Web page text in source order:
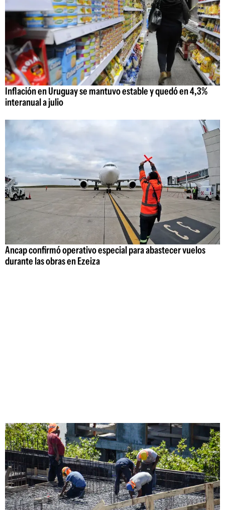
Inflación en Uruguay se mantuvo estable y quedó en 4,3%
interanual a julio
Ancap confirmó operativo especial para abastecer vuelos
durante las obras en Ezeiza